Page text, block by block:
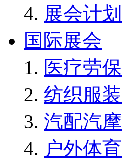
展会计划
国际展会
医疗劳保
纺织服装
汽配汽摩
户外体育